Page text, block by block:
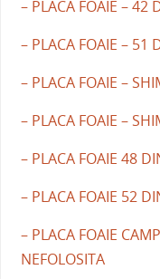
– PLACA FOAIE – 42
– PLACA FOAIE – 51
– PLACA FOAIE –
– PLACA FOAIE –
– PLACA FOAIE 48
– PLACA FOAIE 52
– PLACA FOAIE
NEFOLOSITA